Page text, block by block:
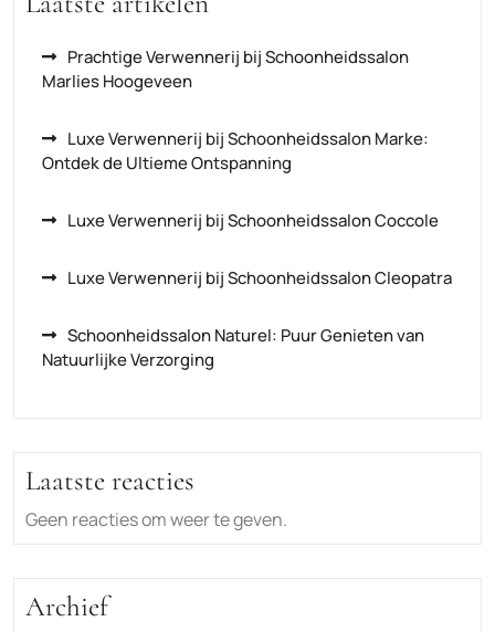
Prachtige Verwennerij bij Schoonheidssalon
Marlies Hoogeveen
Luxe Verwennerij bij Schoonheidssalon Marke:
Ontdek de Ultieme Ontspanning
Luxe Verwennerij bij Schoonheidssalon Coccole
Luxe Verwennerij bij Schoonheidssalon Cleopatra
Schoonheidssalon Naturel: Puur Genieten van
Natuurlijke Verzorging
Laatste reacties
Geen reacties om weer te geven.
Archief